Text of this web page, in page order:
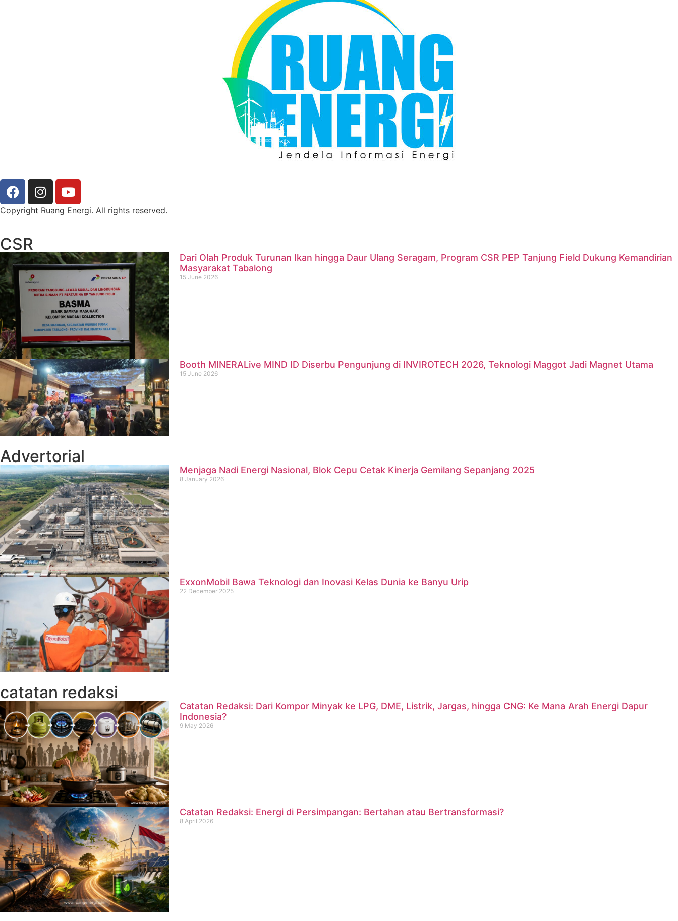
Copyright Ruang Energi. All rights reserved.
CSR
Dari Olah Produk Turunan Ikan hingga Daur Ulang Seragam, Program CSR PEP Tanjung Field Dukung Kemandirian
Masyarakat Tabalong
15 June 2026
Booth MINERALive MIND ID Diserbu Pengunjung di INVIROTECH 2026, Teknologi Maggot Jadi Magnet Utama
15 June 2026
Advertorial
Menjaga Nadi Energi Nasional, Blok Cepu Cetak Kinerja Gemilang Sepanjang 2025
8 January 2026
ExxonMobil Bawa Teknologi dan Inovasi Kelas Dunia ke Banyu Urip
22 December 2025
catatan redaksi
Catatan Redaksi: Dari Kompor Minyak ke LPG, DME, Listrik, Jargas, hingga CNG: Ke Mana Arah Energi Dapur
Indonesia?
9 May 2026
Catatan Redaksi: Energi di Persimpangan: Bertahan atau Bertransformasi?
8 April 2026